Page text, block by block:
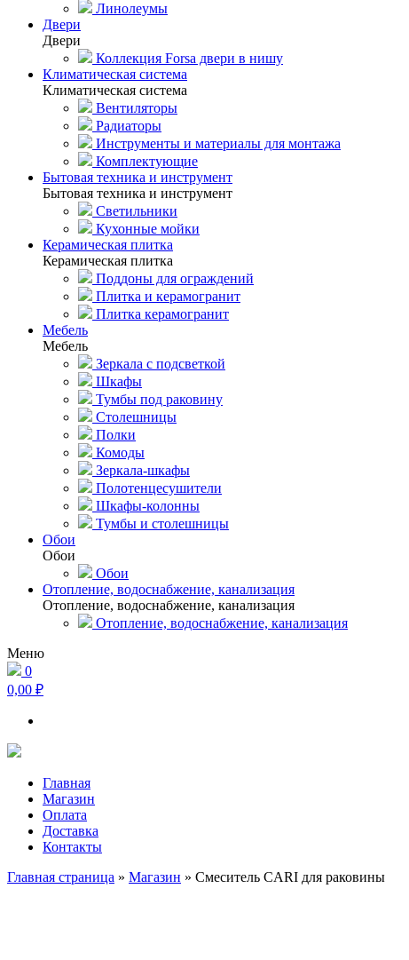
Линолеумы
Двери
Двери
Коллекция Forsa двери в нишу
Климатическая система
Климатическая система
Вентиляторы
Радиаторы
Инструменты и материалы для монтажа
Комплектующие
Бытовая техника и инструмент
Бытовая техника и инструмент
Светильники
Кухонные мойки
Керамическая плитка
Керамическая плитка
Поддоны для ограждений
Плитка и керамогранит
Плитка керамогранит
Мебель
Мебель
Зеркала с подсветкой
Шкафы
Тумбы под раковину
Столешницы
Полки
Комоды
Зеркала-шкафы
Полотенцесушители
Шкафы-колонны
Тумбы и столешницы
Обои
Обои
Обои
Отопление, водоснабжение, канализация
Отопление, водоснабжение, канализация
Отопление, водоснабжение, канализация
Меню
0
0,00 ₽
Главная
Магазин
Оплата
Доставка
Контакты
Главная страница » Магазин » Смеситель CARI для раковины